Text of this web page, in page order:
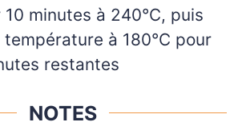
10 minutes à 240°C, puis
à 180°C pour
restantes
NOTES